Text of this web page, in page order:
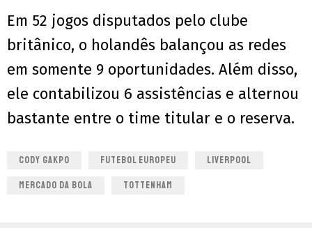
Em 52 jogos disputados pelo clube
britânico, o holandês balançou as redes
em somente 9 oportunidades. Além disso,
ele contabilizou 6 assistências e alternou
bastante entre o time titular e o reserva.
CODY GAKPO FUTEBOL EUROPEU LIVERPOOL
MERCADO DA BOLA TOTTENHAM